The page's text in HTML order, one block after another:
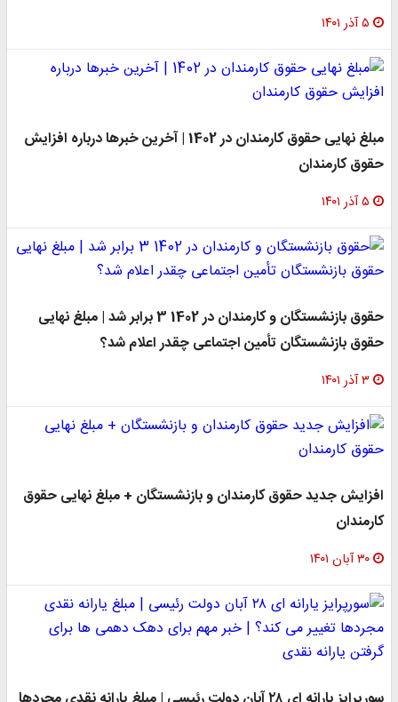
۵ آذر ۱۴۰۱
مبلغ نهایی حقوق کارمندان در 1402 | آخرین خبرها درباره افزایش
حقوق کارمندان
۵ آذر ۱۴۰۱
حقوق بازنشستگان و کارمندان در 1402 3 برابر شد | مبلغ نهایی
حقوق بازنشستگان تأمین اجتماعی چقدر اعلام شد؟
۳ آذر ۱۴۰۱
افزایش جدید حقوق کارمندان و بازنشستگان + مبلغ نهایی حقوق
کارمندان
۳۰ آبان ۱۴۰۱